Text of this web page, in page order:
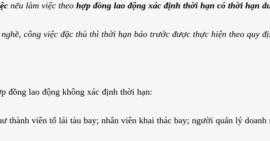
nếu làm việc theo hợp đồng lao động xác định thời hạn có thời hạn
công việc đặc thù thì thời hạn báo trước được thực hiện theo quy
đồng lao động không xác định thời hạn:
thành viên tổ lái tàu bay; nhân viên khai thác bay; người quản lý